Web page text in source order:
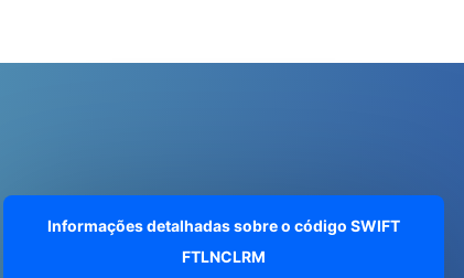
Informações detalhadas sobre o código SWIFT
FTLNCLRM